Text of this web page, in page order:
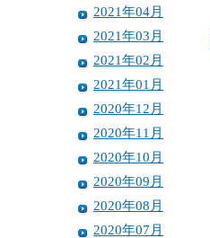
2021年04月
2021年03月
2021年02月
2021年01月
2020年12月
2020年11月
2020年10月
2020年09月
2020年08月
2020年07月